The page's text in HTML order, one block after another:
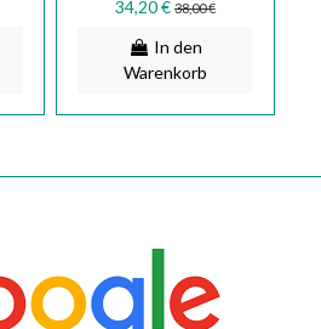
VORTICE MICRO 100 T-
34,20 € 38,00 €
In den
Warenkorb